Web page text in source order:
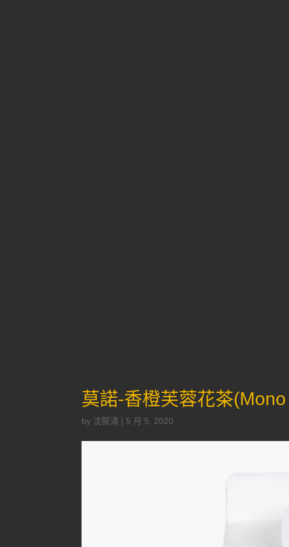
莫諾-香橙芙蓉花茶
by 沈筱清 | 5 月 5, 2020